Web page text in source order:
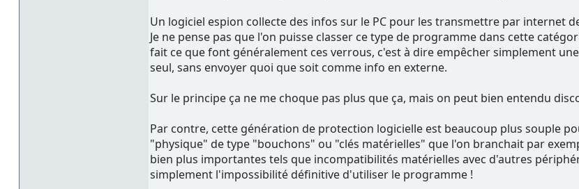
Un logiciel espion collecte des infos sur le PC pour les transmettre par internet
Je ne pense pas que l'on puisse classer ce type de programme dans cette
fait ce que font généralement ces verrous, c'est à dire empêcher simplement
seul, sans envoyer quoi que soit comme info en externe.
Sur le principe ça ne me choque pas plus que ça, mais on peut bien entendu
Par contre, cette génération de protection logicielle est beaucoup plus souple
"physique" de type "bouchons" ou "clés matérielles" que l'on branchait par
bien plus importantes tels que incompatibilités matérielles avec d'autres
simplement l'impossibilité définitive d'utiliser le programme !